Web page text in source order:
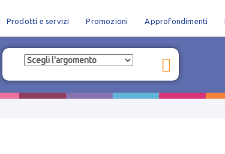
Prodotti e servizi Promozioni Approfondimenti